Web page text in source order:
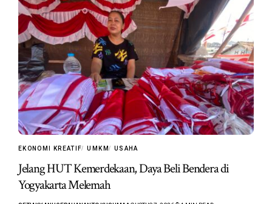
EKONOMI KREATIF UMKM USAHA
Jelang HUT Kemerdekaan, Daya Beli Bendera di
Yogyakarta Melemah